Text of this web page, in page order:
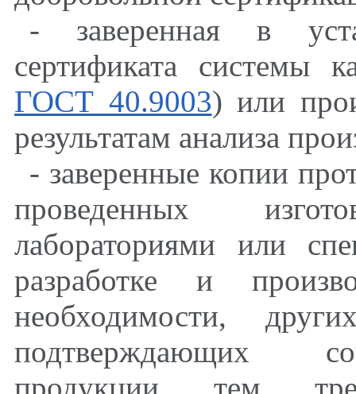
- заверенная в
сертификата системы
ГОСТ 40.9003) или
результатам анализа
- заверенные копии
проведенных
лабораториями или
разработке и
необходимости,
подтверждающих